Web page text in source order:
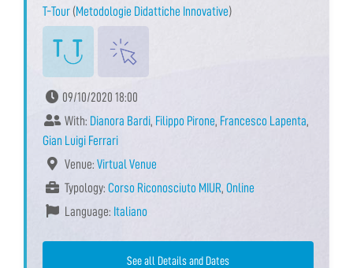
T-Tour (Metodologie Didattiche Innovative)
09/10/2020 18:00
With: Dianora Bardi, Filippo Pirone, Francesco Lapenta,
Gian Luigi Ferrari
Venue: Virtual Venue
Typology: Corso Riconosciuto MIUR, Online
Language: Italiano
See all Details and Dates